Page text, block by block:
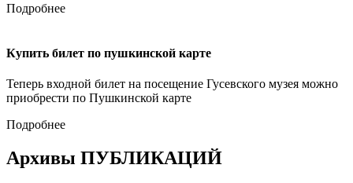
Подробнее
Купить билет по пушкинской карте
Теперь входной билет на посещение Гусевского музея можно
приобрести по Пушкинской карте
Подробнее
Архивы ПУБЛИКАЦИЙ